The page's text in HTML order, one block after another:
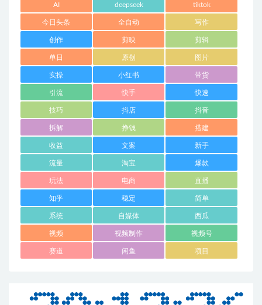
AI deepseek tiktok
今日头条 全自动 写作
创作 剪映 剪辑
单日 原创 图片
实操 小红书 带货
引流 快手 快速
技巧 抖店 抖音
拆解 挣钱 搭建
收益 文案 新手
流量 淘宝 爆款
玩法 电商 直播
知乎 稳定 简单
系统 自媒体 西瓜
视频 视频制作 视频号
赛道 闲鱼 项目